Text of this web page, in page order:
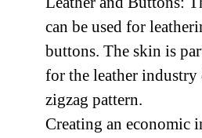
can be used for
buttons. The skin is
for the leather
zigzag pattern.
Creating an economic